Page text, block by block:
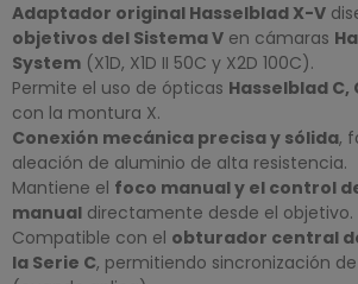
Adaptador original Hasselblad X-V
objetivos del Sistema V en cámaras
System (X1D, X1D II 50C y X2D 100C).
Permite el uso de ópticas Hasselblad C,
con la montura X.
Conexión mecánica precisa y sólida,
aleación de aluminio de alta resistencia.
Mantiene el foco manual y el control
manual directamente desde el objetivo.
Compatible con el obturador central
la Serie C, permitiendo sincronización